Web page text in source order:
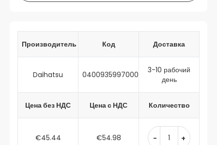
Производитель Код Доставка
Daihatsu 0400935997000
3-10 рабочий
день
Цена без НДС Цена с НДС Количество
€45.44 €54.98 - +